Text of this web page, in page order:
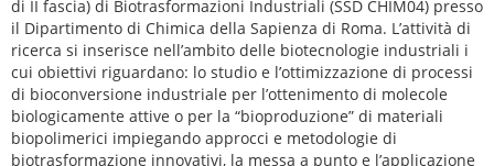
di II fascia) di Biotrasformazioni Industriali (SSD CHIM04) presso
il Dipartimento di Chimica della Sapienza di Roma. L’attività di
ricerca si inserisce nell’ambito delle biotecnologie industriali i
cui obiettivi riguardano: lo studio e l’ottimizzazione di processi
di bioconversione industriale per l’ottenimento di molecole
biologicamente attive o per la “bioproduzione” di materiali
biopolimerici impiegando approcci e metodologie di
biotrasformazione innovativi, la messa a punto e l’applicazione